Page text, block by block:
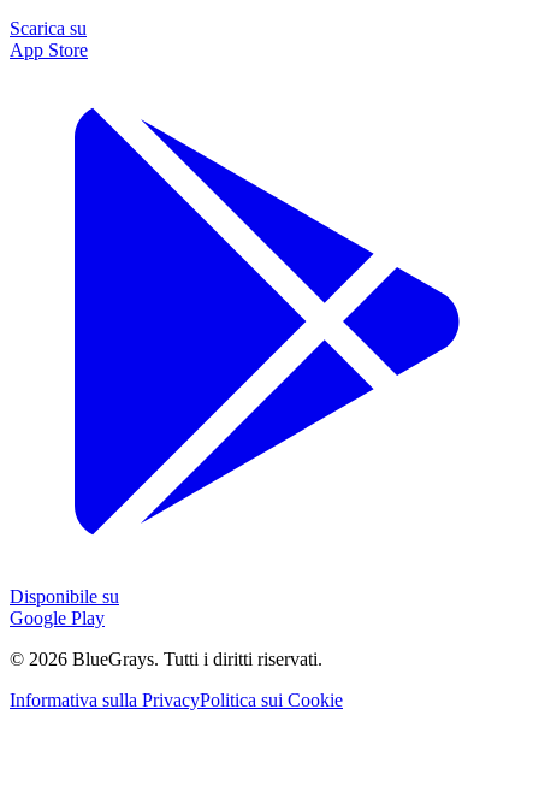
Scarica su
App Store
Disponibile su
Google Play
© 2026 BlueGrays. Tutti i diritti riservati.
Informativa sulla PrivacyPolitica sui Cookie